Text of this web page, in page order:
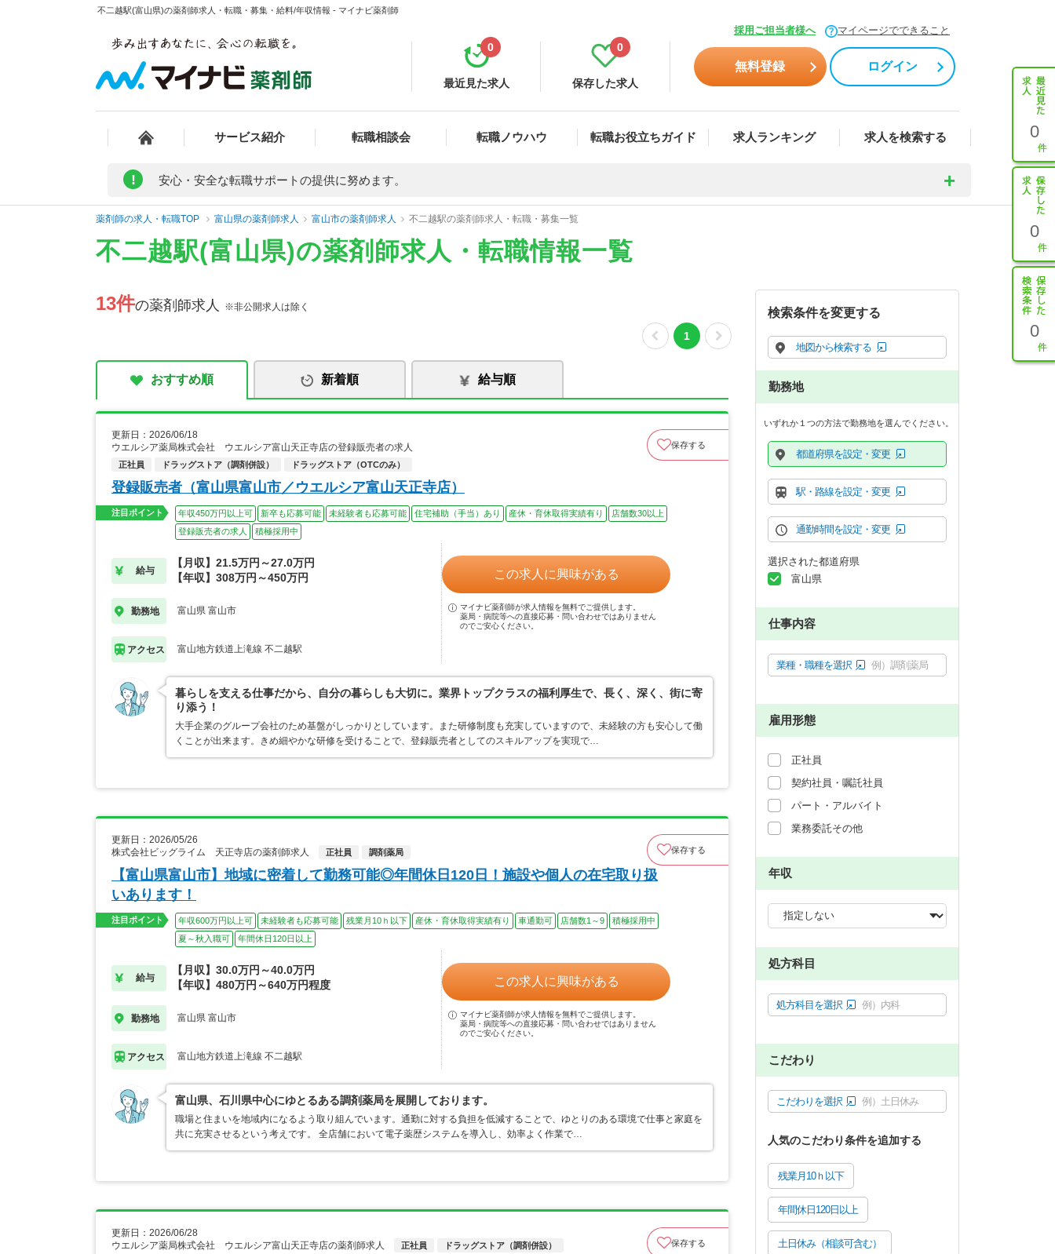
不二越駅(富山県)の薬剤師求人・転職・募集・給料/年収情報 - マイナビ薬剤師
採用ご担当者様へ マイページでできること
最近見た求人
0
保存した求人
0
無料登録 ログイン
サービス紹介 転職相談会 転職ノウハウ 転職お役立ちガイド 求人ランキング 求人を検索する 0
0
0
! 安心・安全な転職サポートの提供に努めます。
薬剤師の求人・転職TOP 富山県の薬剤師求人 富山市の薬剤師求人 不二越駅の薬剤師求人・転職・募集一覧
不二越駅(富山県)の薬剤師求人・転職情報一覧
13件の薬剤師求人 ※非公開求人は除く
1
おすすめ順 新着順 給与順
更新日：2026/06/18
ウエルシア薬局株式会社 ウエルシア富山天正寺店の登録販売者の求人
正社員 ドラッグストア（調剤併設） ドラッグストア（OTCのみ）
保存する
登録販売者（富山県富山市／ウエルシア富山天正寺店）
注目ポイント 年収450万円以上可 新卒も応募可能 未経験者も応募可能 住宅補助（手当）あり 産休・育休取得実績有り
店舗数30以上
登録販売者の求人
積極採用中
給与
【月収】21.5万円～27.0万円
【年収】308万円～450万円
勤務地 富山県 富山市
アクセス 富山地方鉄道上滝線 不二越駅
この求人に興味がある
マイナビ薬剤師が求人情報を無料でご提供します。
薬局・病院等への直接応募・問い合わせではありません
のでご安心ください。
暮らしを支える仕事だから、自分の暮らしも大切に。業界トップクラスの福利厚生で、長く、深く、街に寄
り添う！
大手企業のグループ会社のため基盤がしっかりとしています。また研修制度も充実していますので、未経験の方も安心して働
くことが出来ます。きめ細やかな研修を受けることで、登録販売者としてのスキルアップを実現で…
更新日：2026/05/26
株式会社ビッグライム 天正寺店の薬剤師求人
正社員 調剤薬局 保存する
【富山県富山市】地域に密着して勤務可能◎年間休日120日！施設や個人の在宅取り扱
いあります！
注目ポイント 年収600万円以上可 未経験者も応募可能 残業月10ｈ以下 産休・育休取得実績有り 車通勤可 店舗数1～9
積極採用中
夏～秋入職可
年間休日120日以上
給与
【月収】30.0万円～40.0万円
【年収】480万円～640万円程度
勤務地 富山県 富山市
アクセス 富山地方鉄道上滝線 不二越駅
この求人に興味がある
マイナビ薬剤師が求人情報を無料でご提供します。
薬局・病院等への直接応募・問い合わせではありません
のでご安心ください。
富山県、石川県中心にゆとるある調剤薬局を展開しております。
職場と住まいを地域内になるよう取り組んでいます。通勤に対する負担を低減することで、ゆとりのある環境で仕事と家庭を
共に充実させるという考えです。 全店舗において電子薬歴システムを導入し、効率よく作業で…
更新日：2026/06/28
ウエルシア薬局株式会社 ウエルシア富山天正寺店の薬剤師求人
正社員 ドラッグストア（調剤併設） 保存する
検索条件を変更する
地図から検索する
勤務地
いずれか１つの方法で勤務地を選んでください。
都道府県を設定・変更
駅・路線を設定・変更
通勤時間を設定・変更
選択された都道府県
富山県
仕事内容
業種・職種を選択 例）調剤薬局
雇用形態
正社員
契約社員・嘱託社員
パート・アルバイト
業務委託その他
年収
処方科目
処方科目を選択 例）内科
こだわり
こだわりを選択 例）土日休み
人気のこだわり条件を追加する
残業月10ｈ以下
年間休日120日以上
土日休み（相談可含む）